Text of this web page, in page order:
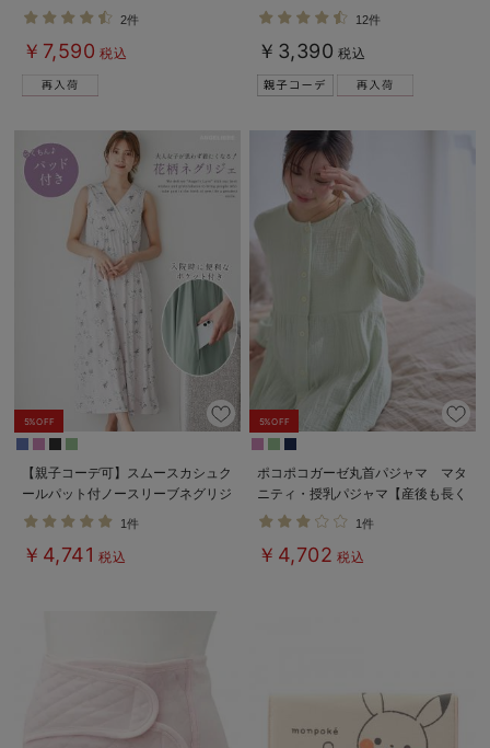
パジャマ マタニティ・授乳パジャ
マ【出産後も長く使える】
2件
￥7,590 税込
ル） ロンパース
12件
￥3,390 税込
5%OFF
【親子コーデ可】スムースカシュク
ールパット付ノースリーブネグリジ
ェ マタニティ・産後授乳服【出産
1件
￥4,741 税込
5%OFF
ポコポコガーゼ丸首パジャマ マタ
ニティ・授乳パジャマ【産後も長く
着れる】INUJIRUSHI（イヌジル
1件
￥4,702 税込